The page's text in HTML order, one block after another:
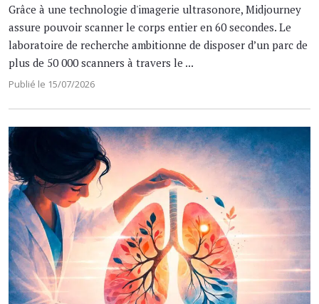
Grâce à une technologie d'imagerie ultrasonore, Midjourney
assure pouvoir scanner le corps entier en 60 secondes. Le
laboratoire de recherche ambitionne de disposer d’un parc de
plus de 50 000 scanners à travers le ...
Publié le 15/07/2026